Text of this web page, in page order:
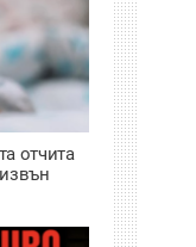
отчита